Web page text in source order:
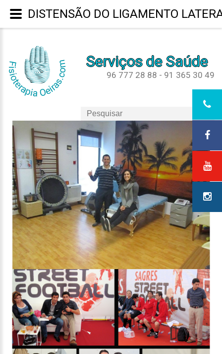
Serviços de Saúde
96 777 28 88 - 91 365 30 49
DISTENSÃO DO LIGAMENTO